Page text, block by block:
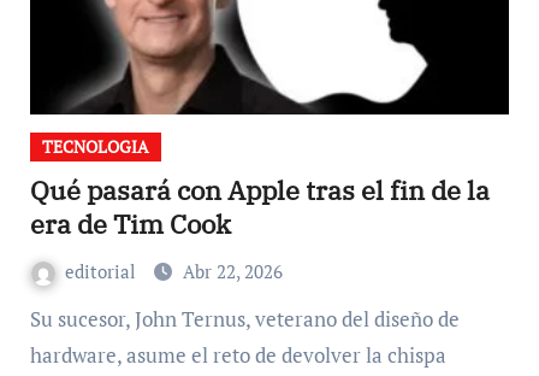
TECNOLOGIA
Qué pasará con Apple tras el fin de la
era de Tim Cook
editorial Abr 22, 2026
Su sucesor, John Ternus, veterano del diseño de
hardware, asume el reto de devolver la chispa